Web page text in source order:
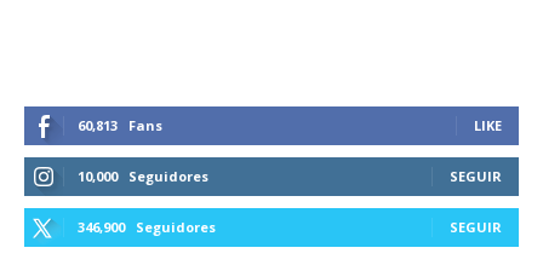
60,813 Fans LIKE
10,000 Seguidores SEGUIR
346,900 Seguidores SEGUIR